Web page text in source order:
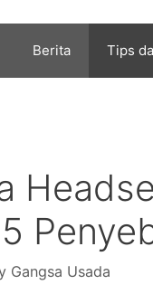
Berita Tips
Gangsa Usada